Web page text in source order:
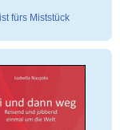
fürs Miststück